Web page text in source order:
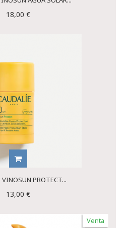
18,00 €
VINOSUN PROTECT...
13,00 €
Venta